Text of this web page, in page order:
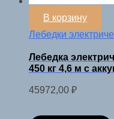
В корзину
Лебедки
Лебедка
450 кг 4,6 м с
45972,00 ₽